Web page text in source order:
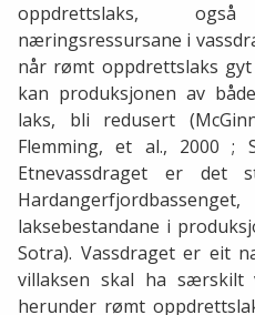
oppdrettslaks,
næringsressursane i
når rømt oppdrettslaks
kan produksjonen av
laks, bli redusert
Flemming, et al., 2000 ;
Etnevassdraget er det
laksebestandane i
Sotra). Vassdraget er eit
villaksen skal ha særskilt
herunder rømt